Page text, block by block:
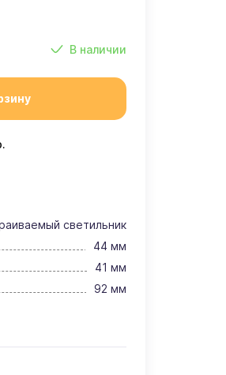
В наличии
светильник
44 мм
41 мм
92 мм